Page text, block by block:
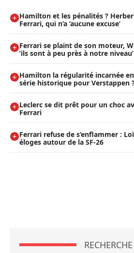
Hamilton et les pénalités ?
Ferrari, qui n’a ’aucune excuse’
Ferrari se plaint de son moteur,
’ils sont à peu près à notre niveau’
Hamilton la régularité incarnée
série historique pour Verstappen
Leclerc se dit prêt pour un choc
Ferrari
Ferrari refuse de s’enflammer :
éloges autour de la SF-26
RECHERCHE